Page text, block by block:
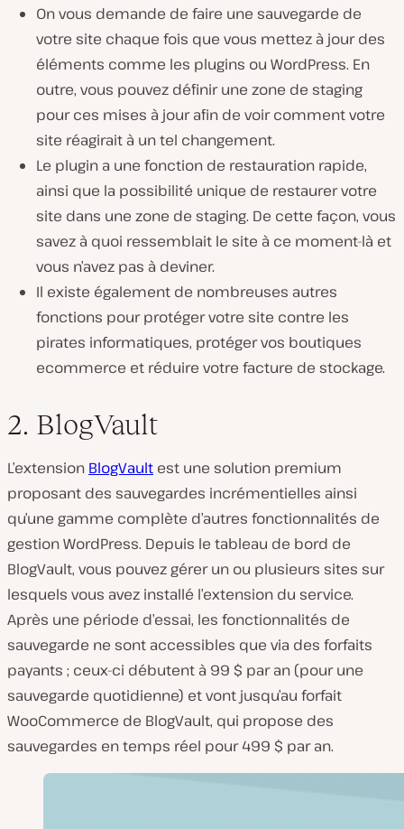
On vous demande de faire une sauvegarde de
votre site chaque fois que vous mettez à jour des
éléments comme les plugins ou WordPress. En
outre, vous pouvez définir une zone de staging
pour ces mises à jour afin de voir comment votre
site réagirait à un tel changement.
Le plugin a une fonction de restauration rapide,
ainsi que la possibilité unique de restaurer votre
site dans une zone de staging. De cette façon, vous
savez à quoi ressemblait le site à ce moment-là et
vous n’avez pas à deviner.
Il existe également de nombreuses autres
fonctions pour protéger votre site contre les
pirates informatiques, protéger vos boutiques
ecommerce et réduire votre facture de stockage.
2. BlogVault
L’extension BlogVault est une solution premium
proposant des sauvegardes incrémentielles ainsi
qu’une gamme complète d’autres fonctionnalités de
gestion WordPress. Depuis le tableau de bord de
BlogVault, vous pouvez gérer un ou plusieurs sites sur
lesquels vous avez installé l’extension du service.
Après une période d’essai, les fonctionnalités de
sauvegarde ne sont accessibles que via des forfaits
payants ; ceux-ci débutent à 99 $ par an (pour une
sauvegarde quotidienne) et vont jusqu’au forfait
WooCommerce de BlogVault, qui propose des
sauvegardes en temps réel pour 499 $ par an.